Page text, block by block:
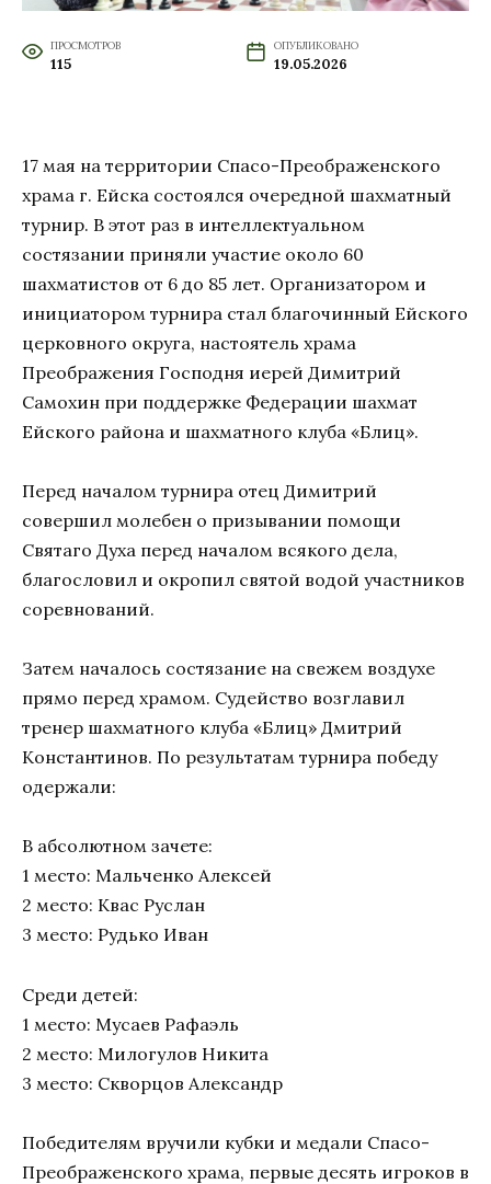
ПРОСМОТРОВ
115
ОПУБЛИКОВАНО
19.05.2026
17 мая на территории Спасо-Преображенского
храма г. Ейска состоялся очередной шахматный
турнир. В этот раз в интеллектуальном
состязании приняли участие около 60
шахматистов от 6 до 85 лет. Организатором и
инициатором турнира стал благочинный Ейского
церковного округа, настоятель храма
Преображения Господня иерей Димитрий
Самохин при поддержке Федерации шахмат
Ейского района и шахматного клуба «Блиц».
Перед началом турнира отец Димитрий
совершил молебен о призывании помощи
Святаго Духа перед началом всякого дела,
благословил и окропил святой водой участников
соревнований.
Затем началось состязание на свежем воздухе
прямо перед храмом. Судейство возглавил
тренер шахматного клуба «Блиц» Дмитрий
Константинов. По результатам турнира победу
одержали:
В абсолютном зачете:
1 место: Мальченко Алексей
2 место: Квас Руслан
3 место: Рудько Иван
Среди детей:
1 место: Мусаев Рафаэль
2 место: Милогулов Никита
3 место: Скворцов Александр
Победителям вручили кубки и медали Спасо-
Преображенского храма, первые десять игроков в